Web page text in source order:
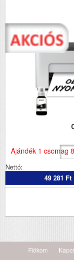
Ajándék 1 csomag
Nettó:
49 281 Ft
Fiókom